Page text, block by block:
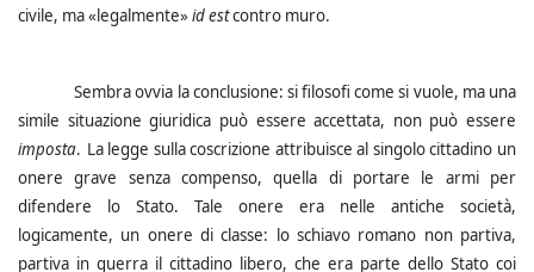
civile, ma «legalmente»id estcontro muro.
Sembra ovvia la conclusione: si filosofi come si vuole, ma una
simile situazione giuridica può essere accettata, non può essere
imposta. La legge sulla coscrizione attribuisce al singolo cittadino un
onere grave senza compenso, quella di portare le armi per
difendere lo Stato. Tale onere era nelle antiche società,
logicamente, un onere di classe: lo schiavo romano non partiva,
partiva in guerra il cittadino libero, che era parte dello Stato coi